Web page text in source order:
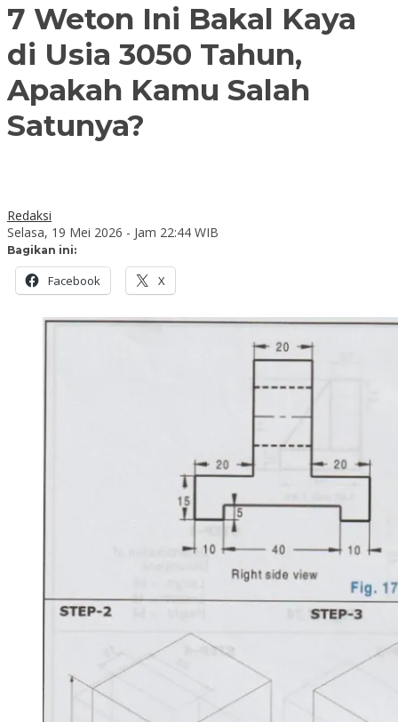
7 Weton Ini Bakal Kaya
di Usia 3050 Tahun,
Apakah Kamu Salah
Satunya?
Redaksi
Selasa, 19 Mei 2026 - Jam 22:44 WIB
Bagikan ini:
Facebook X